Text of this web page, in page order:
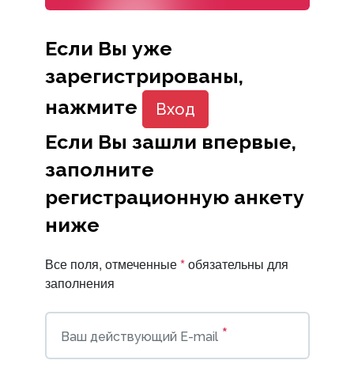
Если Вы уже
зарегистрированы,
нажмите
Вход
Если Вы зашли впервые,
заполните
регистрационную анкету
ниже
Все поля, отмеченные*обязательны для
заполнения
Ваш действующий E-mail *